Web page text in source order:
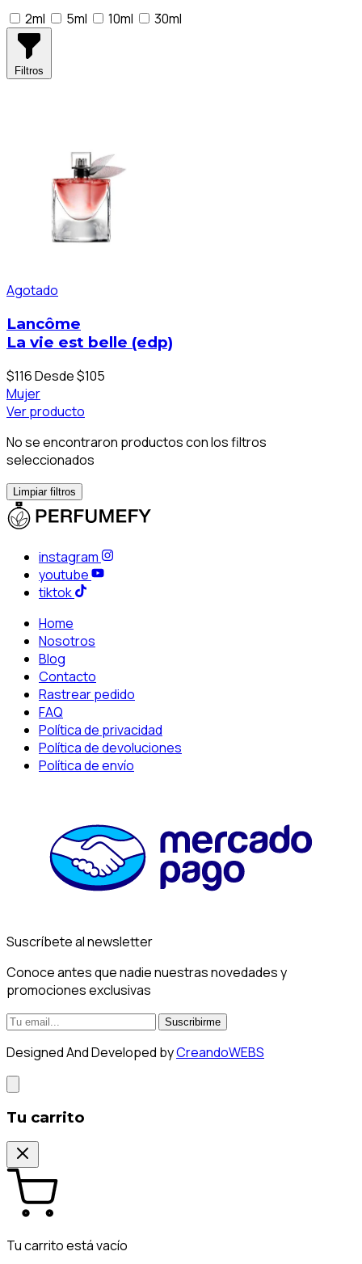
2ml 5ml 10ml 30ml
Filtros
Agotado
Lancôme
La vie est belle (edp)
$116Desde $105
Mujer
Ver producto
No se encontraron productos con los filtros
seleccionados
Limpiar filtros
instagram
youtube
tiktok
Home
Nosotros
Blog
Contacto
Rastrear pedido
FAQ
Política de privacidad
Política de devoluciones
Política de envío
Suscríbete al newsletter
Conoce antes que nadie nuestras novedades y
promociones exclusivas
Suscribirme
Designed And Developed byCreandoWEBS
Tu carrito
Tu carrito está vacío